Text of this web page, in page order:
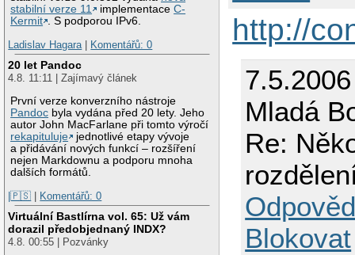
stabilní verze 11
implementaceC-
Kermit
. S podporou IPv6.
Ladislav Hagara | Komentářů: 0
20 let Pandoc
4.8. 11:11 | Zajímavý článek
První verze konverzního nástroje
Pandoc byla vydána před 20 lety. Jeho
autor John MacFarlane při tomto výročí
rekapituluje
jednotlivé etapy vývoje
a přidávání nových funkcí – rozšíření
nejen Markdownu a podporu mnoha
dalších formátů.
|🇵🇸 | Komentářů: 0
Virtuální Bastlírna vol. 65: Už vám
dorazil předobjednaný INDX?
4.8. 00:55 | Pozvánky
http://
Mladá
Re:
Blokovat